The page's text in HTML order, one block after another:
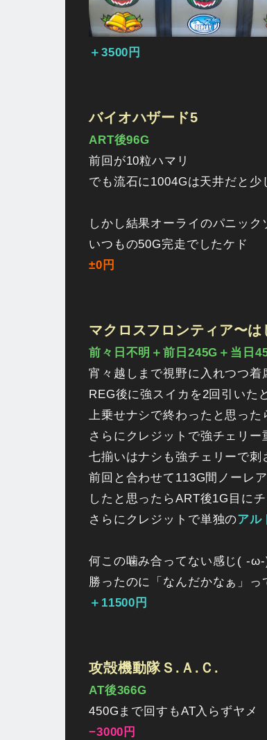
＋3500円
バイオハザード5
ART後96G
前回が10粒ハマリ
でも流石に1004Gは天井だと少
しかし結果オーライのパニック
いつもの50G完走でしたケド
±0円
マクロスフロンティア〜は
前々日不明＋前日245G＋当日
宵々越しまで視野に入れつつ
REG後に強スイカを2回引いた
上乗せナシで終わったと思った
さらにクレジットで強チェリー
七揃いはナシも強チェリーで
前回と合わせて113G間ノーレ
したと思ったらART後1G目に
さらにクレジットで単独のアル
何この噛み合ってない感じ( -ω-
勝ったのに「なんだかなぁ」っ
＋11500円
攻殻機動隊Ｓ.Ａ.Ｃ.
AT後366G
450Gまで回すもAT入らずヤメ
−3000円